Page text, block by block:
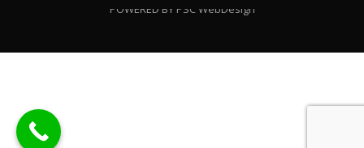
POWERED BY PSC WebDesign